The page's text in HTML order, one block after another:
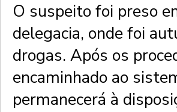
O suspeito foi preso
delegacia, onde foi
drogas. Após os
encaminhado ao
permanecerá à